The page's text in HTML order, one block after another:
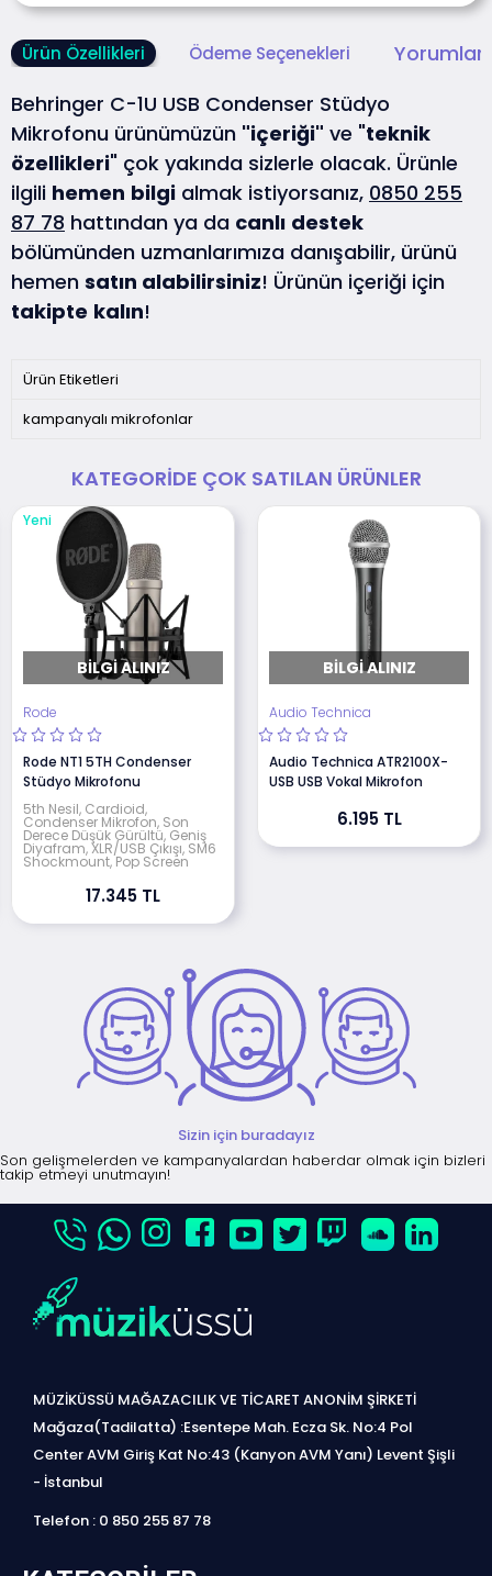
Ürün Özellikleri Ödeme Seçenekleri
Behringer C-1U USB Condenser Stüdyo
Mikrofonu ürünümüzün "içeriği" ve "teknik
özellikleri" çok yakında sizlerle olacak. Ürünle
ilgili hemen bilgi almak istiyorsanız, 0850 255
87 78 hattından ya da canlı destek
bölümünden uzmanlarımıza danışabilir, ürünü
hemen satın alabilirsiniz! Ürünün içeriği için
takipte kalın!
Ürün Etiketleri
kampanyalı mikrofonlar
KATEGORIDE ÇOK SATILAN ÜRÜNLER
Yeni
BILGI ALINIZ
Rode
Rode NT1 5TH Condenser
Stüdyo Mikrofonu
5th Nesil, Cardioid,
Condenser Mikrofon, Son
Derece Düşük Gürültü, Geniş
Diyafram, XLR/USB Çıkışı, SM6
Shockmount, Pop Screen
17.345 TL
BILGI ALINIZ
Audio Technica
Audio Technica ATR2100X-
USB USB Vokal Mikrofon
6.195 TL
Sizin için buradayız
Son gelişmelerden ve kampanyalardan haberdar olmak için bizleri
takip etmeyi unutmayın!
MÜZİKÜSSÜ MAĞAZACILIK VE TİCARET ANONİM ŞİRKETİ
Mağaza(Tadilatta) :Esentepe Mah. Ecza Sk. No:4 Pol
Center AVM Giriş Kat No:43 (Kanyon AVM Yanı) Levent Şişli
- İstanbul
Telefon : 0 850 255 87 78